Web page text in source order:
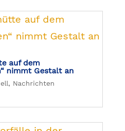
auf dem
nimmt Gestalt an
, Nachrichten